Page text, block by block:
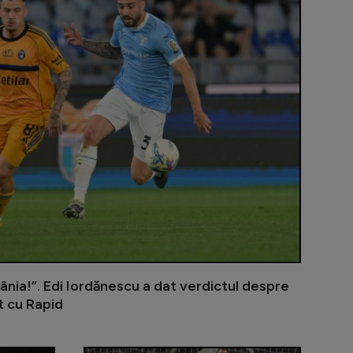
Edi Iordănescu a dat verdictul despre
Rapid